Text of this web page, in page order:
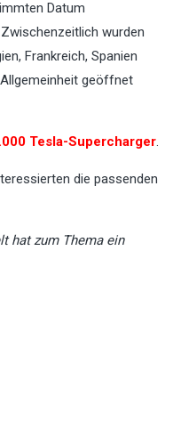
Datum
wurden
Frankreich, Spanien
geöffnet
Tesla-Supercharger.
die passenden
hat zum Thema ein